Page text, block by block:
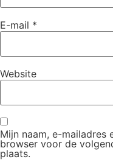
E-mail *
Website
Mijn naam, e-mailadres
browser voor de
plaats.